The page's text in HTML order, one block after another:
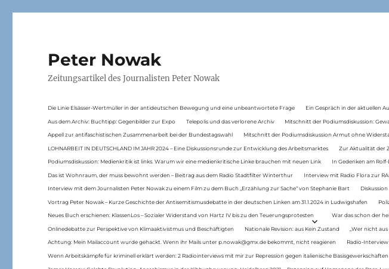
Peter Nowak
Zeitungsartikel des Journalisten Peter Nowak
Die Linie Elsässer-Wertmüller in der antideutschen Bewegung und eine unbeantwortete Frage Ein Gespräch in der aktuellen
Aus dem Archiv: Buchtipp: Gegenbilder zur Expo Telepolis und das verlorene Archiv Mitschnitt der Podiumsdiskussion:
Appell zur antifaschistischen Zusammenarbeit bei der Bundestagswahl Mitschnitt der Podiumsdiskussion Armut ohne
LOHNARBEIT IN DEUTSCHLAND IM JAHR 2024 – Eine Diskussionsrunde zur Entwicklung des Arbeitsmarktes Zur Aktualität der
Podiumsdiskussion: Medienkritik ist links. Warum wir eine medienkritische Linke brauchen mit neuen Link In Gedenken am
Das ist Wohnraum, der muss bewohnt werden – Beitrag aus dem Radio Stadtfilter Winterthur Interview mit Radio Flora zur
Interview mit dem Journalisten Peter Nowak zu einem Film zu dem Buch „Erzählung zur Sache“ von Stephanie Bart
Vortrag Peter Nowak – Kurze Geschichte der Antisemitismusdebatte in der deutschen Linken am 31.1.2024 in Ludwigshafen
Neues Buch erschienen: KlassenLos – Sozialer Widerstand von Hartz IV bis zu den Teuerungsprotesten War das schon der
Onlinedebatte zur Perspektive von Klimaaktivistmus und Beschäftigten Nationale Revision: aus Kein Zustand „Wer nicht
Achtung: Mein Mailaccount wurde gehackt. Wenn ihr Mails unter p.nowak@gmx.de bekommt, nicht reagieren Radio-
Wenn Arbeitskämpfe für kriminell erklärt werden: 2 Radiointerviews mit mir zur Repression gegen italienische Basisgewerkschaften